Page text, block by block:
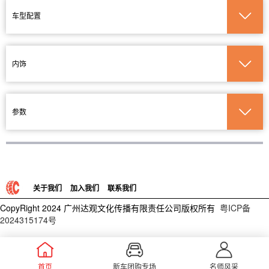
车型配置
内饰
参数
关于我们 加入我们 联系我们
CopyRight 2024 广州达观文化传播有限责任公司版权所有 粤ICP备
2024315174号
首页 新车团购专场 名师风采